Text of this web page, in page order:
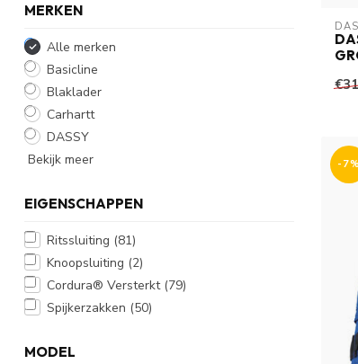
MERKEN
Alle merken
Basicline
Blaklader
Carhartt
DASSY
Bekijk meer
EIGENSCHAPPEN
Ritssluiting (81)
Knoopsluiting (2)
Cordura® Versterkt (79)
Spijkerzakken (50)
MODEL
-7%